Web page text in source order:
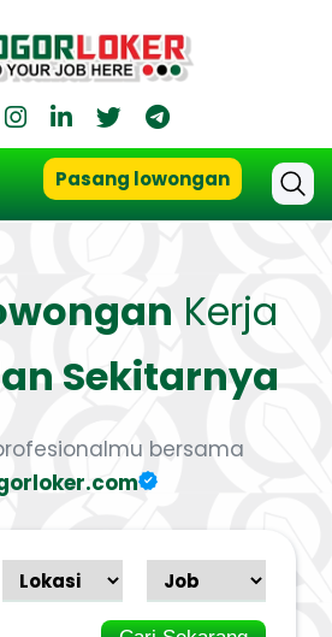
Pasang lowongan
Kerja
Sekitarnya
bersama